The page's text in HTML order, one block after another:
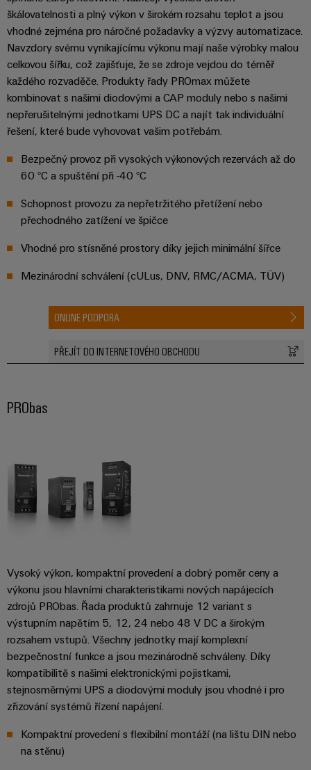
Sestavené
nosné
lišty
Upravené
a
vybavené
skříně
Zákaznický
návrh
kabelu
Produktové
Praktická
v oblasti
průmyslové
Software
rychlá
škálovatelnosti a plný výkon v širokém rozsahu teplot a jsou
vhodné zejména pro náročné požadavky a výzvy automatizace.
Navzdory svému vynikajícímu výkonu mají naše výrobky malou
celkovou šířku, což zajišťuje, že se zdroje vejdou do téměř
každého rozvaděče. Produkty řady PROmax můžete
kombinovat s našimi diodovými a CAP moduly nebo s našimi
nepřerušitelnými jednotkami UPS DC a najít tak individuální
řešení, které bude vyhovovat vašim potřebám.
Bezpečný provoz při vysokých výkonových rezervách až do
60 °C a spuštění při -40 °C
Schopnost provozu za nepřetržitého přetížení nebo
přechodného zatížení ve špičce
Vhodné pro stísněné prostory díky jejich minimální šířce
Mezinárodní schválení (cULus, DNV, RMC/ACMA, TÜV)
ONLINE PODPORA
PŘEJÍT DO INTERNETOVÉHO OBCHODU
PRObas
Vysoký výkon, kompaktní provedení a dobrý poměr ceny a
výkonu jsou hlavními charakteristikami nových napájecích
zdrojů PRObas. Řada produktů zahrnuje 12 variant s
výstupním napětím 5, 12, 24 nebo 48 V DC a širokým
rozsahem vstupů. Všechny jednotky mají komplexní
bezpečnostní funkce a jsou mezinárodně schváleny. Díky
kompatibilitě s našimi elektronickými pojistkami,
stejnosměrnými UPS a diodovými moduly jsou vhodné i pro
zřizování systémů řízení napájení.
Kompaktní provedení s flexibilní montáží (na lištu DIN nebo
na stěnu)